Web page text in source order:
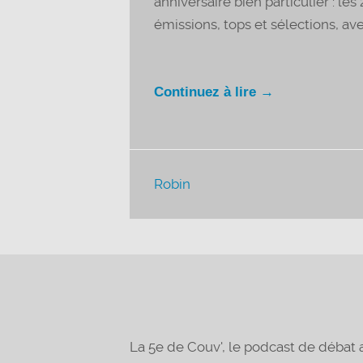
émissions, tops et sélections,
Continuez à lire →
Robin
La 5e de Couv', le podcast de